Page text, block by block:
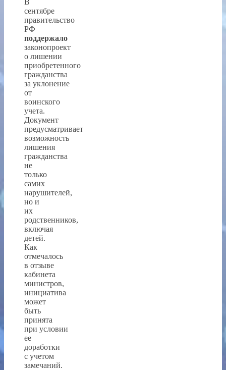
сентябре
правительство
РФ
поддержало
законопроект
о лишении
приобретенного
гражданства
за уклонение
от
воинского
учета.
Документ
предусматривает
возможность
лишения
гражданства
не
только
самих
нарушителей,
но и
их
родственников,
включая
детей.
Как
отмечалось
в отзыве
кабинета
министров,
инициатива
может
быть
принята
при условии
ее
доработки
с учетом
замечаний.